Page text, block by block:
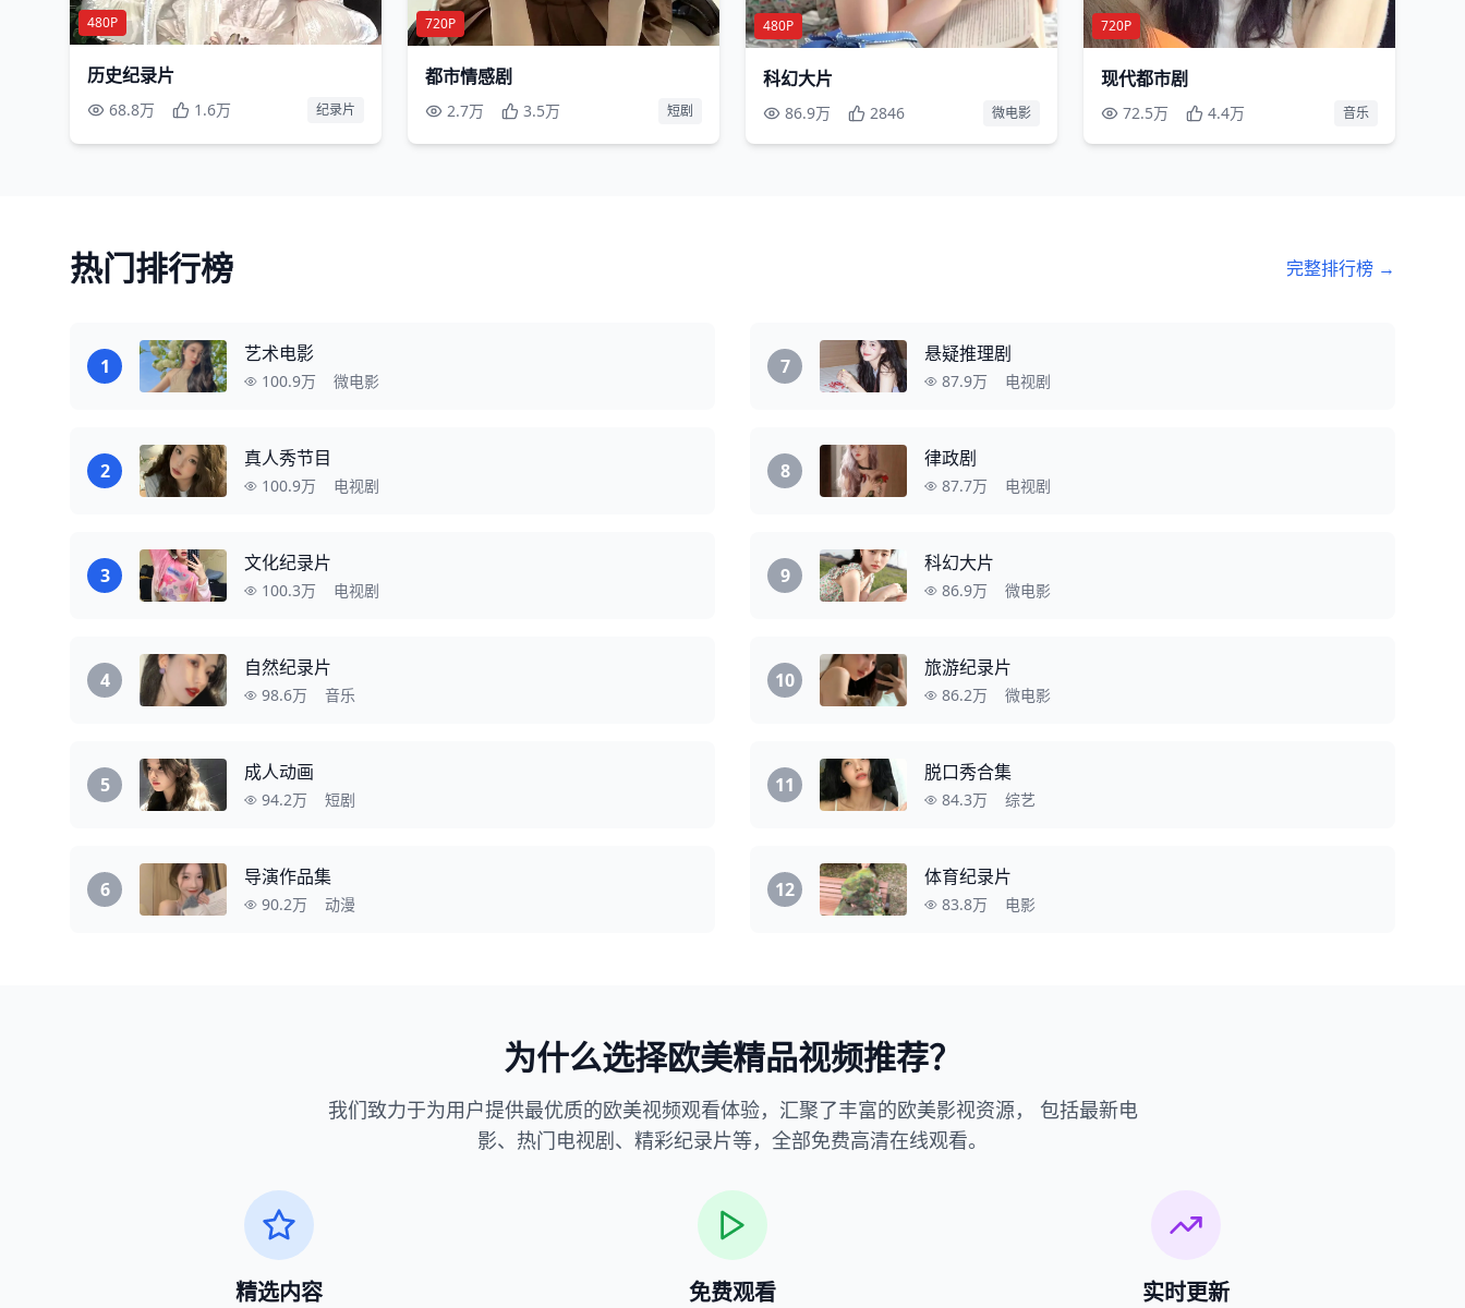
480P
历史纪录片
68.8万 1.6万 纪录片
720P
都市情感剧
2.7万 3.5万 短剧
480P
科幻大片
86.9万 2846 微电影
720P
现代都市剧
72.5万 4.4万 音乐
热门排行榜 完整排行榜 →
1
艺术电影
100.9万 微电影
2
真人秀节目
100.9万 电视剧
3
文化纪录片
100.3万 电视剧
4
自然纪录片
98.6万 音乐
5
成人动画
94.2万 短剧
6
导演作品集
90.2万 动漫
7
悬疑推理剧
87.9万 电视剧
8
律政剧
87.7万 电视剧
9
科幻大片
86.9万 微电影
10
旅游纪录片
86.2万 微电影
11
脱口秀合集
84.3万 综艺
12
体育纪录片
83.8万 电影
为什么选择欧美精品视频推荐？
我们致力于为用户提供最优质的欧美视频观看体验，汇聚了丰富的欧美影视资源， 包括最新电
影、热门电视剧、精彩纪录片等，全部免费高清在线观看。
精选内容 免费观看 实时更新